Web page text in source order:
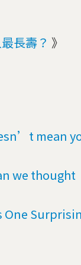
長壽？ 》
mean
we thought
One